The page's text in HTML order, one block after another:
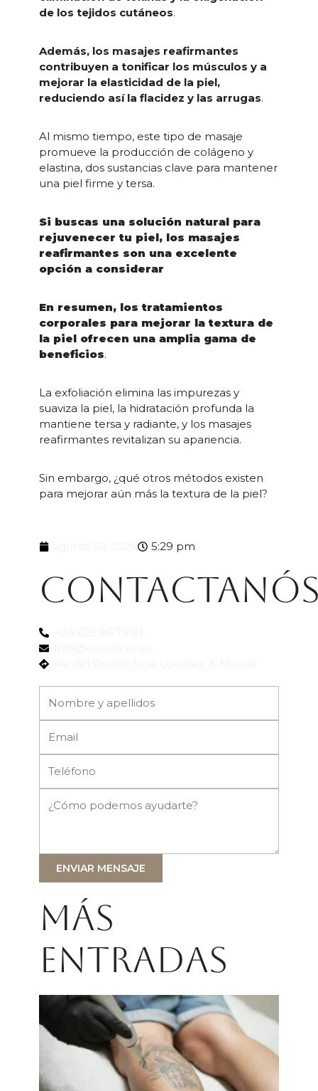
de los tejidos cutáneos.
Además, los masajes reafirmantes
contribuyen a tonificar los músculos y a
mejorar la elasticidad de la piel,
reduciendo así la flacidez y las arrugas.
Al mismo tiempo, este tipo de masaje
promueve la producción de colágeno y
elastina, dos sustancias clave para mantener
una piel firme y tersa.
Si buscas una solución natural para
rejuvenecer tu piel, los masajes
reafirmantes son una excelente
opción a considerar
En resumen, los tratamientos
corporales para mejorar la textura de
la piel ofrecen una amplia gama de
beneficios.
La exfoliación elimina las impurezas y
suaviza la piel, la hidratación profunda la
mantiene tersa y radiante, y los masajes
reafirmantes revitalizan su apariencia.
Sin embargo, ¿qué otros métodos existen
para mejorar aún más la textura de la piel?
5:29 pm
ENVIAR MENSAJE
Más
entradas